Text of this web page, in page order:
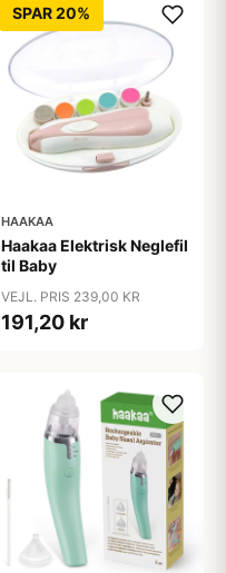
SPAR 20%
HAAKAA
Haakaa Elektrisk Neglefil
til Baby
VEJL. PRIS 239,00 KR
191,20 kr